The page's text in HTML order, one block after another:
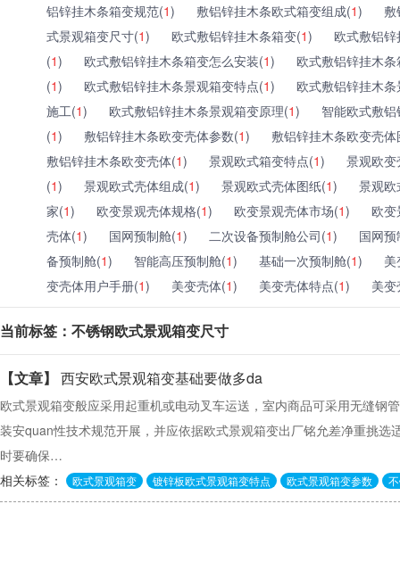
铝锌挂木条箱变规范(1) 敷铝锌挂木条欧式箱变组成(1)
式景观箱变尺寸(1) 欧式敷铝锌挂木条箱变(1)
欧式敷铝
(1) 欧式敷铝锌挂木条箱变怎么安装(1)
欧式敷铝锌挂木
(1) 欧式敷铝锌挂木条景观箱变特点(1)
欧式敷铝锌挂木
施工(1) 欧式敷铝锌挂木条景观箱变原理(1)
智能欧式敷
(1) 敷铝锌挂木条欧变壳体参数(1)
敷铝锌挂木条欧变壳
敷铝锌挂木条欧变壳体(1) 景观欧式箱变特点(1)
景观欧
(1) 景观欧式壳体组成(1) 景观欧式壳体图纸(1)
景观
家(1) 欧变景观壳体规格(1) 欧变景观壳体市场(1)
欧变
壳体(1) 国网预制舱(1) 二次设备预制舱公司(1)
国网
备预制舱(1) 智能高压预制舱(1) 基础一次预制舱(1)
变壳体用户手册(1) 美变壳体(1) 美变壳体特点(1) 美
当前标签：不锈钢欧式景观箱变尺寸
【文章】 西安欧式景观箱变基础要做多da
欧式景观箱变般应采用起重机或电动叉车运送，室内商品可采用无缝
装安quan性技术规范开展，并应依据欧式景观箱变出厂铭允差净重挑
时要确保…
相关标签：
欧式景观箱变 镀锌板欧式景观箱变特点 欧式景观箱变参数